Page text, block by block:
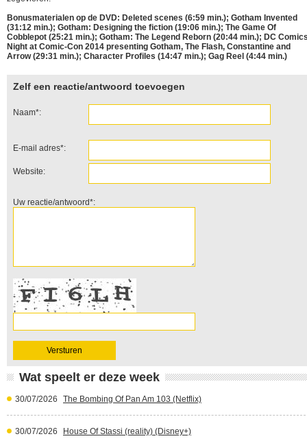
Bonusmaterialen op de DVD: Deleted scenes (6:59 min.); Gotham Invented
(31:12 min.); Gotham: Designing the fiction (19:06 min.); The Game Of
Cobblepot (25:21 min.); Gotham: The Legend Reborn (20:44 min.); DC
Night at Comic-Con 2014 presenting Gotham, The Flash, Constantine and
Arrow (29:31 min.); Character Profiles (14:47 min.); Gag Reel (4:44 min.)
Zelf een reactie/antwoord toevoegen
Naam*:
E-mail adres*:
Website:
Uw reactie/antwoord*:
Wat speelt er deze week
30/07/2026 The Bombing Of Pan Am 103 (Netflix)
30/07/2026 House Of Stassi (reality) (Disney+)